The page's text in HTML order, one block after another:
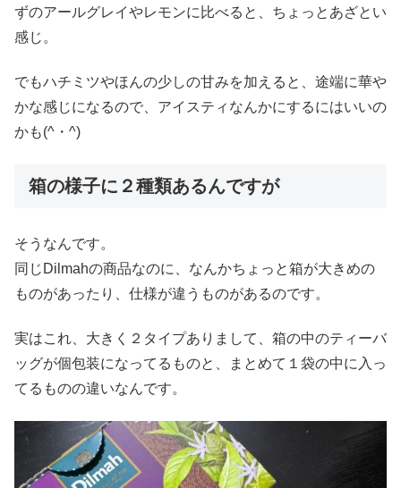
ずのアールグレイやレモンに比べると、ちょっとあざとい
感じ。
でもハチミツやほんの少しの甘みを加えると、途端に華や
かな感じになるので、アイスティなんかにするにはいいの
かも(^・^)
箱の様子に２種類あるんですが
そうなんです。
同じDilmahの商品なのに、なんかちょっと箱が大きめの
ものがあったり、仕様が違うものがあるのです。
実はこれ、大きく２タイプありまして、箱の中のティーバ
ッグが個包装になってるものと、まとめて１袋の中に入っ
てるものの違いなんです。